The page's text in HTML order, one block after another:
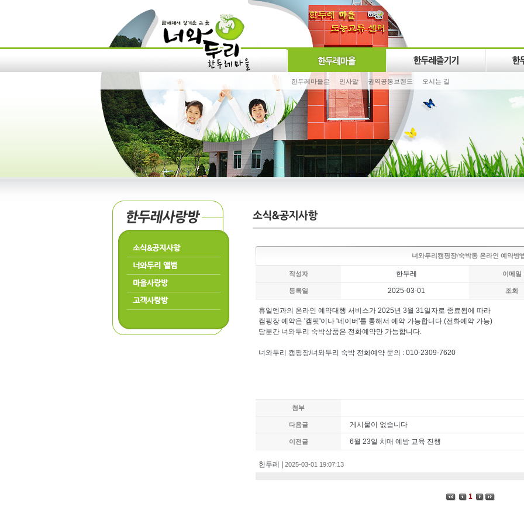
한두레마을은 인사말 권역공동브랜드 오시는 길
소식&공지사항
너와두리 앨범
마을사랑방
고객사랑방
너와두리캠핑장/숙박동 온라인 예약방
작성자 한두레 이메일
등록일 2025-03-01 조회
휴일엔과의 온라인 예약대행 서비스가 2025년 3월 31일자로 종료됨에 따라
캠핑장 예약은 '캠핏'이나 '네이버'를 통해서 예약 가능합니다.(전화예약 가능)
당분간 너와두리 숙박상품은 전화예약만 가능합니다.
너와두리 캠핑장/너와두리 숙박 전화예약 문의 : 010-2309-7620
첨부
다음글 게시물이 없습니다
이전글 6월 23일 치매 예방 교육 진행
한두레 | 2025-03-01 19:07:13
1